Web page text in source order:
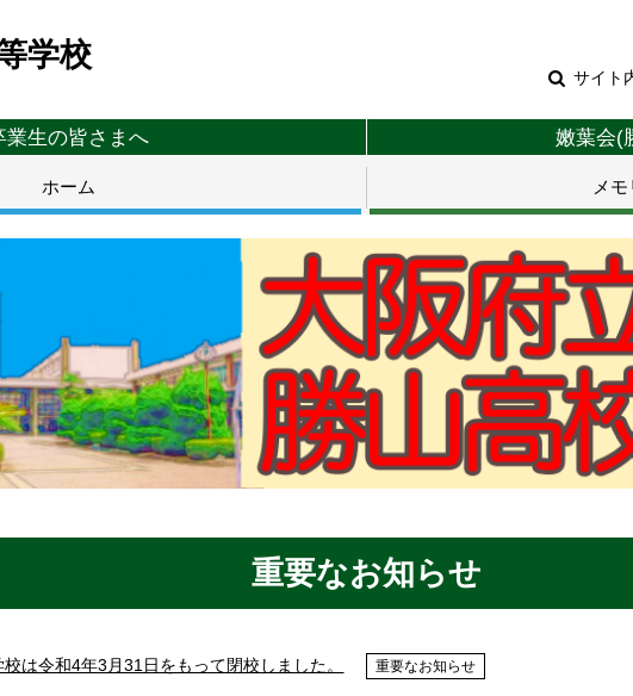
学校
サイト
業生の皆さまへ 嫩葉会(
ホーム メ
重要なお知らせ
は令和4年3月31日をもって閉校しました。 重要なお知らせ